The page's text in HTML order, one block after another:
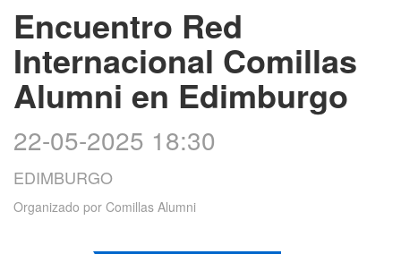
Encuentro Red
Internacional Comillas
Alumni en Edimburgo
22-05-2025 18:30
EDIMBURGO
Organizado por Comillas Alumni